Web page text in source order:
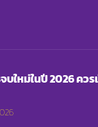
บใหม่ในปี 2026 คว